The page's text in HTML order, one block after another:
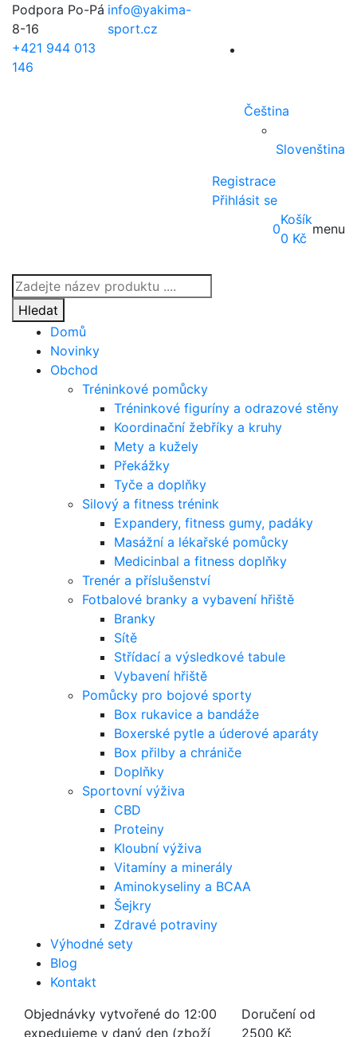
Podpora Po-Pá
8-16
+421 944 013
146
info@yakima-
sport.cz
Čeština
Slovenština
Registrace
Přihlásit se
Products
search
Hledat
0
Košík
0 Kč
menu
Domů
Novinky
Obchod
Tréninkové pomůcky
Tréninkové figuríny a odrazové stěny
Koordinační žebříky a kruhy
Mety a kužely
Překážky
Tyče a doplňky
Silový a fitness trénink
Expandery, fitness gumy, padáky
Masážní a lékařské pomůcky
Medicinbal a fitness doplňky
Trenér a příslušenství
Fotbalové branky a vybavení hřiště
Branky
Sítě
Střídací a výsledkové tabule
Vybavení hřiště
Pomůcky pro bojové sporty
Box rukavice a bandáže
Boxerské pytle a úderové aparáty
Box přilby a chrániče
Doplňky
Sportovní výživa
CBD
Proteiny
Kloubní výživa
Vitamíny a minerály
Aminokyseliny a BCAA
Šejkry
Zdravé potraviny
Výhodné sety
Blog
Kontakt
Objednávky vytvořené do 12:00
expedujeme v daný den (zboží
Doručení od
2500 Kč